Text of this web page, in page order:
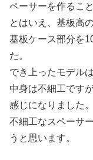
ペーサーを作るこ
とはいえ、基板高
基板ケース部分を
た。
でき上ったモデル
中身は不細工です
感じになりました。
不細工なスペーサ
うと思います。